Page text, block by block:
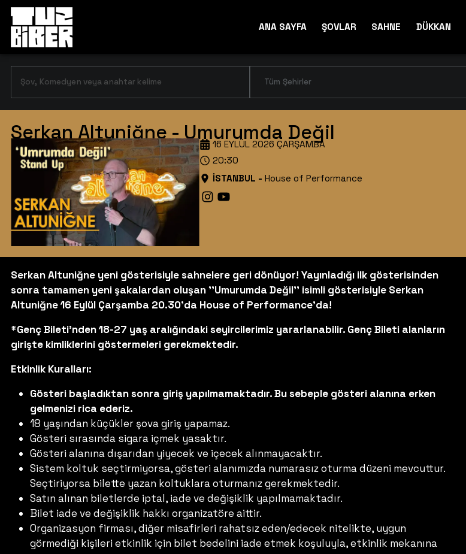
ANA SAYFA ŞOVLAR SAHNE DÜKKAN
Tüm Şehirler
Serkan Altuniğne - Umurumda Değil
İSTANBUL - House of Performance
16 EYLÜL 2026 ÇARŞAMBA
20:30
Serkan Altuniğne yeni gösterisiyle sahnelere geri dönüyor! Yayınladığı ilk gösterisinden
sonra tamamen yeni şakalardan oluşan ''Umurumda Değil'' isimli gösterisiyle Serkan
Altuniğne 16 Eylül Çarşamba 20.30'da House of Performance'da!
*Genç Bileti'nden 18-27 yaş aralığındaki seyircilerimiz yararlanabilir. Genç Bileti alanların
girişte kimliklerini göstermeleri gerekmektedir.
Etkinlik Kuralları:
Gösteri başladıktan sonra giriş yapılmamaktadır. Bu sebeple gösteri alanına erken
gelmenizi rica ederiz.
18 yaşından küçükler şova giriş yapamaz.
Gösteri sırasında sigara içmek yasaktır.
Gösteri alanına dışarıdan yiyecek ve içecek alınmayacaktır.
Sistem koltuk seçtirmiyorsa, gösteri alanımızda numarasız oturma düzeni mevcuttur.
Seçtiriyorsa bilette yazan koltuklara oturmanız gerekmektedir.
Satın alınan biletlerde iptal, iade ve değişiklik yapılmamaktadır.
Bilet iade ve değişiklik hakkı organizatöre aittir.
Organizasyon firması, diğer misafirleri rahatsız eden/edecek nitelikte, uygun
görmediği kişileri etkinlik için bilet bedelini iade etmek koşuluyla, etkinlik mekanına